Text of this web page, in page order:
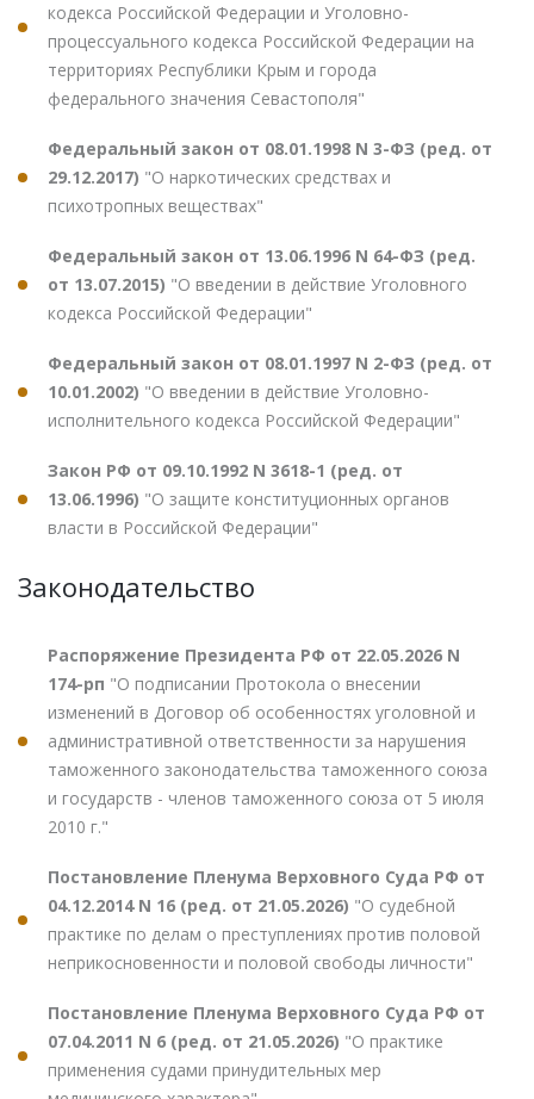
кодекса Российской Федерации и Уголовно-
процессуального кодекса Российской Федерации на
территориях Республики Крым и города
федерального значения Севастополя"
Федеральный закон от 08.01.1998 N 3-ФЗ (ред. от
29.12.2017) "О наркотических средствах и
психотропных веществах"
Федеральный закон от 13.06.1996 N 64-ФЗ (ред.
от 13.07.2015) "О введении в действие Уголовного
кодекса Российской Федерации"
Федеральный закон от 08.01.1997 N 2-ФЗ (ред. от
10.01.2002) "О введении в действие Уголовно-
исполнительного кодекса Российской Федерации"
Закон РФ от 09.10.1992 N 3618-1 (ред. от
13.06.1996) "О защите конституционных органов
власти в Российской Федерации"
Законодательство
Распоряжение Президента РФ от 22.05.2026 N
174-рп "О подписании Протокола о внесении
изменений в Договор об особенностях уголовной и
административной ответственности за нарушения
таможенного законодательства таможенного союза
и государств - членов таможенного союза от 5 июля
2010 г."
Постановление Пленума Верховного Суда РФ от
04.12.2014 N 16 (ред. от 21.05.2026) "О судебной
практике по делам о преступлениях против половой
неприкосновенности и половой свободы личности"
Постановление Пленума Верховного Суда РФ от
07.04.2011 N 6 (ред. от 21.05.2026) "О практике
применения судами принудительных мер